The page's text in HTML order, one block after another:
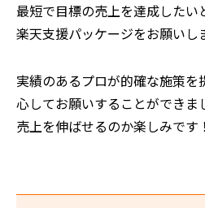
最短で目標の売上を達成したい
楽天支援パッケージをお願いし
実績のあるプロが的確な施策
心してお願いすることができま
売上を伸ばせるのか楽しみです！